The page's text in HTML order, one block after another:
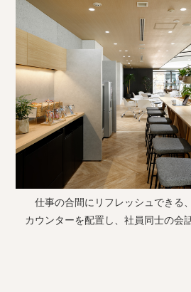
仕事の合間にリフレッシュできる
カウンターを配置し、社員同士の会